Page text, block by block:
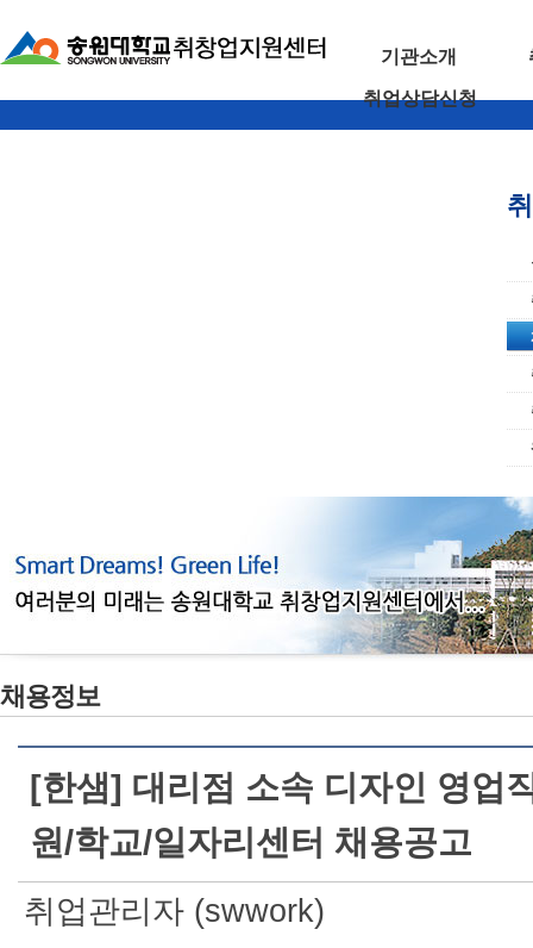
기관소개
취업상담신청
채용정보
[한샘] 대리점 소속 디자인 영업
원/학교/일자리센터 채용공고
취업관리자 (swwork)